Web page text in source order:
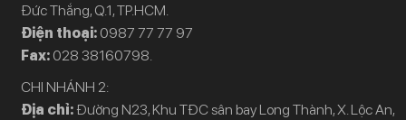
Đức Thắng, Q.1, TP.HCM.
Điện thoại: 0987 77 77 97
Fax: 028 38160798.
CHI NHÁNH 2:
Địa chỉ:Đường N23, Khu TĐC sân bay Long Thành, X. Lộc An,